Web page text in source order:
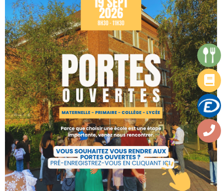
Uncategorized
DERNIERS ARTICLES
CIRCULAIRES DE RENTRÉE 2026-2027
07/07/2026
CIRCULAIRES DE RENTRÉE 2025-2026
01/07/2025
CBB NEWS N°3, LE JOURNAL DU
COLLÈGE-LYCÉE